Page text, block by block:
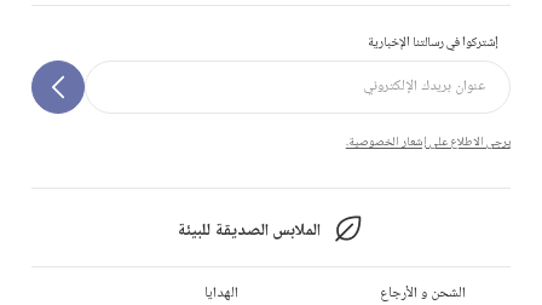
إشتركوا في رسالتنا الإخبارية
يرجى الاطلاع على إشعار الخصوصية.
الملابس الصديقة للبيئة
الشحن و الأرجاع
الهدايا